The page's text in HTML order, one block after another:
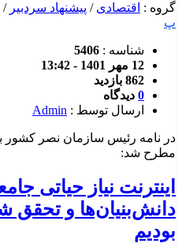
گروه : اقتصادی / پیشنهاد سردبیر /
پ
شناسه : 5406
12 مهر 1401 - 13:42
862 بازدید
0 دیدگاه
ارسال توسط : Admin
در نامه رئیس سازمان نصر کشور
مطرح شد:
اینترنت نیاز حیاتی
دانش‌بنیان‌ها و
بودیم